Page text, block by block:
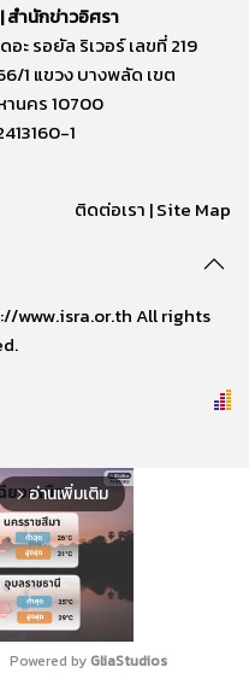
สำนักข่าวอิศรา
อะ รอยัล ริเวอร์ เลขที่ 219
1 แขวง บางพลัด เขต
นคร 10700
1
ติดต่อเรา |Site Map
www.isra.or.th All rights
arrow_forward_ios อ่านเพิ่มเติม
Powered by GliaStudios